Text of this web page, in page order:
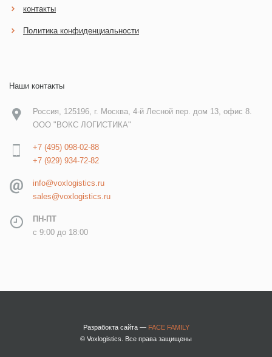
контакты
Политика конфиденциальности
Наши контакты
Россия, 125196, г. Москва, 4-й Лесной пер. дом 13, офис 8.
ООО "ВОКС ЛОГИСТИКА"
+7 (495) 098-02-88
+7 (929) 934-72-82
info@voxlogistics.ru
sales@voxlogistics.ru
ПН-ПТ
c 9:00 до 18:00
Разрабокта сайта — FACE FAMILY
© Voxlogistics. Все права защищены